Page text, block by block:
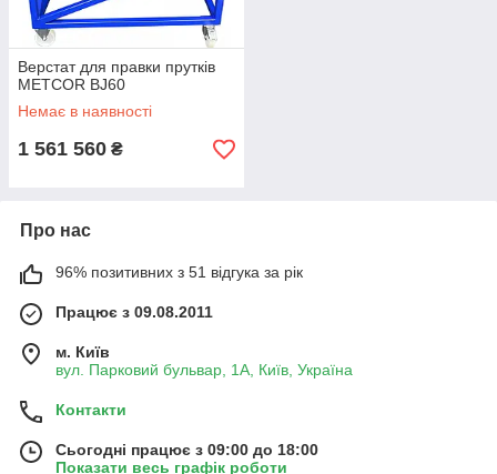
Верстат для правки прутків
METCOR BJ60
Немає в наявності
1 561 560 ₴
Про нас
96% позитивних з 51 відгука за рік
Працює з 09.08.2011
м. Київ
вул. Парковий бульвар, 1А, Київ, Україна
Контакти
Сьогодні працює з 09:00 до 18:00
Показати весь графік роботи